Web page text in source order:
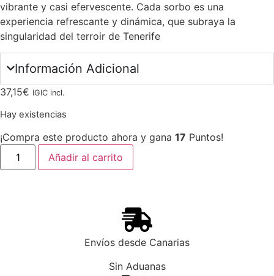
vibrante y casi efervescente. Cada sorbo es una
experiencia refrescante y dinámica, que subraya la
singularidad del terroir de Tenerife
Información Adicional
37,15€ IGIC incl.
Hay existencias
¡Compra este producto ahora y gana 17 Puntos!
Añadir al carrito
Envíos desde Canarias
Sin Aduanas